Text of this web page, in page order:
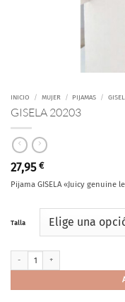
INICIO / MUJER / PIJAMAS /
GISELA 20203
27,95 €
Pijama GISELA «Juicy genuine
Talla